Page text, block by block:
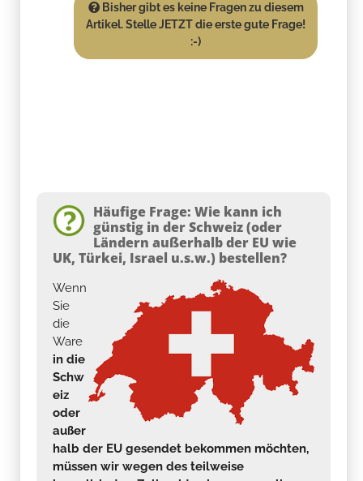
Bisher gibt es keine Fragen zu diesem
Artikel. Stelle JETZT die erste gute Frage!
:-)
Häufige Frage: Wie kann ich
günstig in der Schweiz (oder
Ländern außerhalb der EU wie
UK, Türkei, Israel u.s.w.) bestellen?
Wenn
Sie
die
Ware
in die
Schw
eiz
oder
außer
halb der EU gesendet bekommen möchten,
müssen wir wegen des teilweise